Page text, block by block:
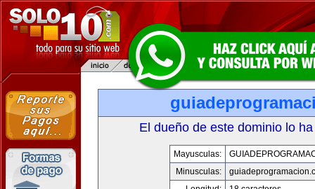
El dueño de este dominio lo
Mayusculas:
Minusculas: